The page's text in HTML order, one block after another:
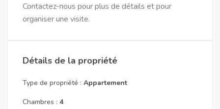
Contactez-nous pour plus de détails et pour
organiser une visite.
Détails de la propriété
Type de propriété : Appartement
Chambres : 4